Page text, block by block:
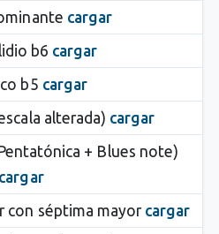
cargar
b6 cargar
b5 cargar
alterada) cargar
+ Blues note)
cargar
con séptima mayor cargar